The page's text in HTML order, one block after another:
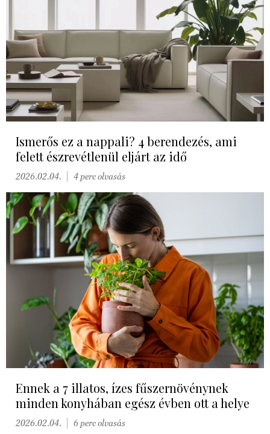
Ismerős ez a nappali? 4 berendezés, ami
felett észrevétlenül eljárt az idő
2026.02.04. 4 perc olvasás
Ennek a 7 illatos, ízes fűszernövénynek
minden konyhában egész évben ott a helye
2026.02.04. 6 perc olvasás